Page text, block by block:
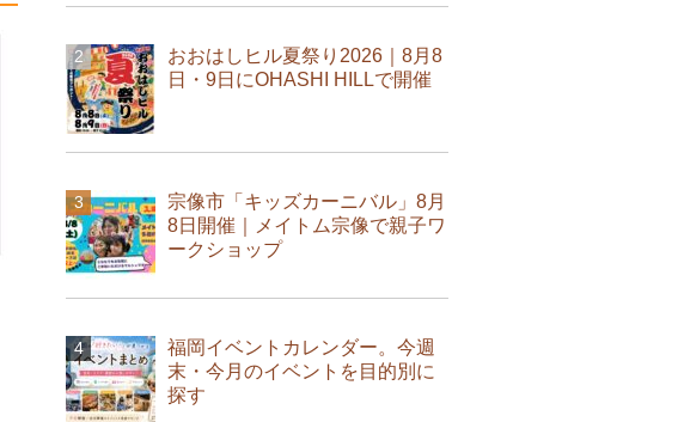
おおはしヒル夏祭り2026｜8月8
日・9日にOHASHI HILLで開催
宗像市「キッズカーニバル」8月
8日開催｜メイトム宗像で親子ワ
ークショップ
福岡イベントカレンダー。今週
末・今月のイベントを目的別に
探す